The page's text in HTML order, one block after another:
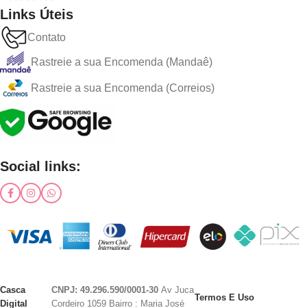
Links Úteis
Contato
Rastreie a sua Encomenda (Mandaê)
Rastreie a sua Encomenda (Correios)
Social links:
Casca
Digital
CNPJ: 49.296.590/0001-30 Av Juca
Cordeiro 1059 Bairro : Maria José
Termos E Uso